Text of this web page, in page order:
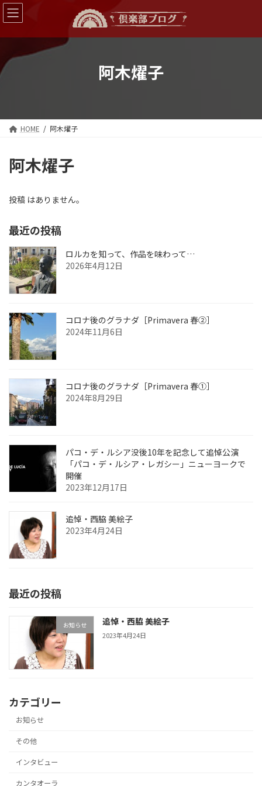
コ
ン
ン
へ
ス
ナ
ビ
ー
ョ
ン
阿木燿子
HOME 阿木燿子
阿木燿子
投稿 はありません。
最近の投稿
ロルカを知って、作品を味わって…
2026年4月12日
コロナ後のグラナダ［Primavera 春②］
2024年11月6日
コロナ後のグラナダ［Primavera 春①］
2024年8月29日
パコ・デ・ルシア没後10年を記念して追悼公演
「パコ・デ・ルシア・レガシー」ニューヨークで
開催
2023年12月17日
追悼・西脇 美絵子
2023年4月24日
最近の投稿
お知らせ 追悼・西脇 美絵子
2023年4月24日
カテゴリー
お知らせ
その他
インタビュー
カンタオーラ